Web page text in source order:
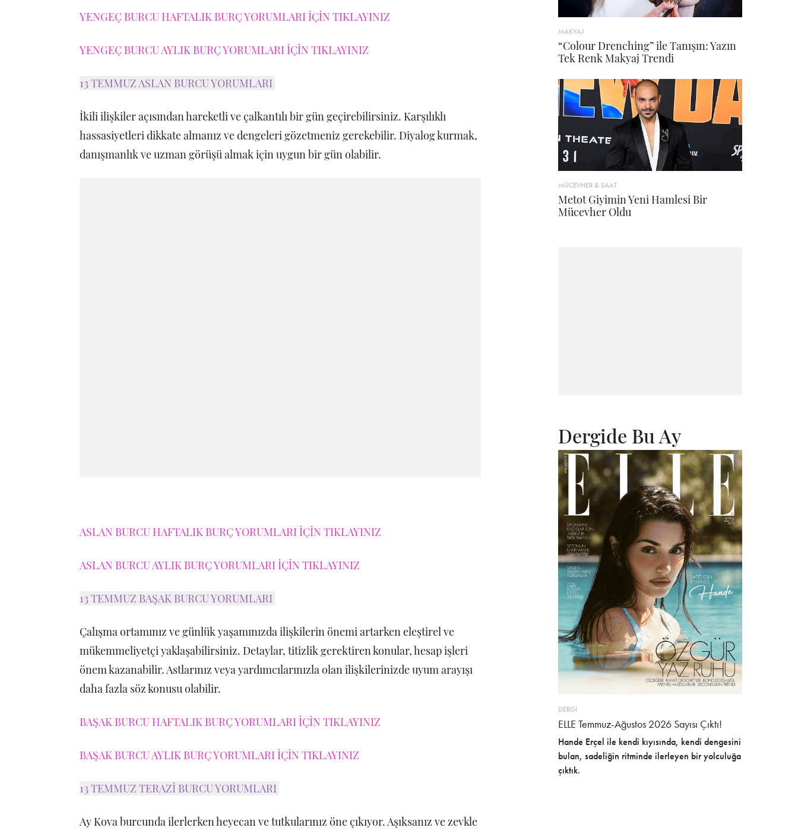
YENGEÇ BURCU HAFTALIK BURÇ YORUMLARI İÇİN TIKLAYINIZ
YENGEÇ BURCU AYLIK BURÇ YORUMLARI İÇİN TIKLAYINIZ
13 TEMMUZ ASLAN BURCU YORUMLARI
İkili ilişkiler açısından hareketli ve çalkantılı bir gün geçirebilirsiniz. Karşılıklı
hassasiyetleri dikkate almanız ve dengeleri gözetmeniz gerekebilir. Diyalog kurmak,
danışmanlık ve uzman görüşü almak için uygun bir gün olabilir.
ASLAN BURCU HAFTALIK BURÇ YORUMLARI İÇİN TIKLAYINIZ
ASLAN BURCU AYLIK BURÇ YORUMLARI İÇİN TIKLAYINIZ
13 TEMMUZ BAŞAK BURCU YORUMLARI
Çalışma ortamınız ve günlük yaşamınızda ilişkilerin önemi artarken eleştirel ve
mükemmeliyetçi yaklaşabilirsiniz. Detaylar, titizlik gerektiren konular, hesap işleri
önem kazanabilir. Astlarınız veya yardımcılarınızla olan ilişkilerinizde uyum arayışı
daha fazla söz konusu olabilir.
BAŞAK BURCU HAFTALIK BURÇ YORUMLARI İÇİN TIKLAYINIZ
BAŞAK BURCU AYLIK BURÇ YORUMLARI İÇİN TIKLAYINIZ
13 TEMMUZ TERAZİ BURCU YORUMLARI
Ay Kova burcunda ilerlerken heyecan ve tutkularınız öne çıkıyor. Aşıksanız ve zevkle
MAKYAJ
“Colour Drenching” ile Tanışın: Yazın
Tek Renk Makyaj Trendi
MÜCEVHER & SAAT
Metot Giyimin Yeni Hamlesi Bir
Mücevher Oldu
Dergide Bu Ay
DERGİ
ELLE Temmuz-Ağustos 2026 Sayısı Çıktı!
Hande Erçel ile kendi kıyısında, kendi dengesini
bulan, sadeliğin ritminde ilerleyen bir yolculuğa
çıktık.